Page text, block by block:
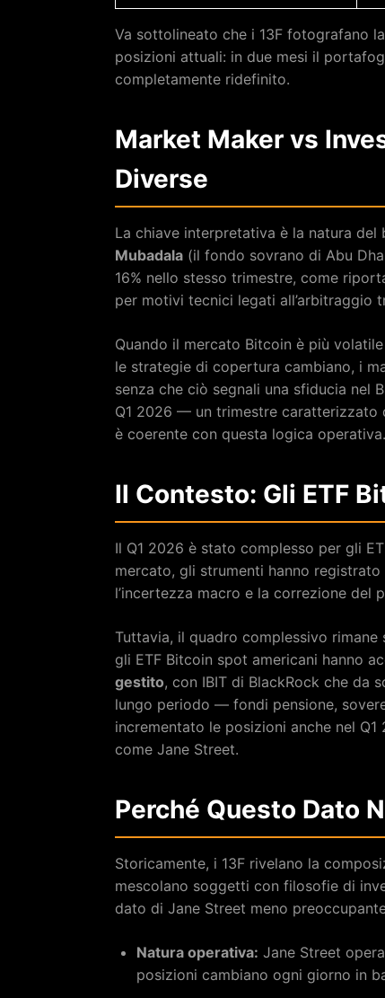
Va sottolineato che i 13F fotografano
posizioni attuali: in due mesi il
completamente ridefinito.
Market Maker vs
Diverse
La chiave interpretativa è la natura
Mubadala (il fondo sovrano di Abu
16% nello stesso trimestre, come
per motivi tecnici legati
Quando il mercato Bitcoin è più
le strategie di copertura cambiano, i
senza che ciò segnali una sfiducia nel
Q1 2026 — un trimestre caratterizzato
è coerente con questa logica operativa.
Il Contesto: Gli ETF
Il Q1 2026 è stato complesso per gli
mercato, gli strumenti hanno registrato
l’incertezza macro e la correzione
Tuttavia, il quadro complessivo
gli ETF Bitcoin spot americani hanno
gestito, con IBIT di BlackRock che da
lungo periodo — fondi pensione,
incrementato le posizioni anche nel
come Jane Street.
Perché Questo Dato
Storicamente, i 13F rivelano la
mescolano soggetti con filosofie di
dato di Jane Street meno
Natura operativa: Jane Street
posizioni cambiano ogni giorno in